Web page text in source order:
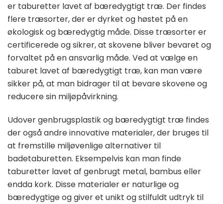
er taburetter lavet af bæredygtigt træ. Der findes
flere træsorter, der er dyrket og høstet på en
økologisk og bæredygtig måde. Disse træsorter er
certificerede og sikrer, at skovene bliver bevaret og
forvaltet på en ansvarlig måde. Ved at vælge en
taburet lavet af bæredygtigt træ, kan man være
sikker på, at man bidrager til at bevare skovene og
reducere sin miljøpåvirkning.
Udover genbrugsplastik og bæredygtigt træ findes
der også andre innovative materialer, der bruges til
at fremstille miljøvenlige alternativer til
badetaburetten. Eksempelvis kan man finde
taburetter lavet af genbrugt metal, bambus eller
endda kork. Disse materialer er naturlige og
bæredygtige og giver et unikt og stilfuldt udtryk til